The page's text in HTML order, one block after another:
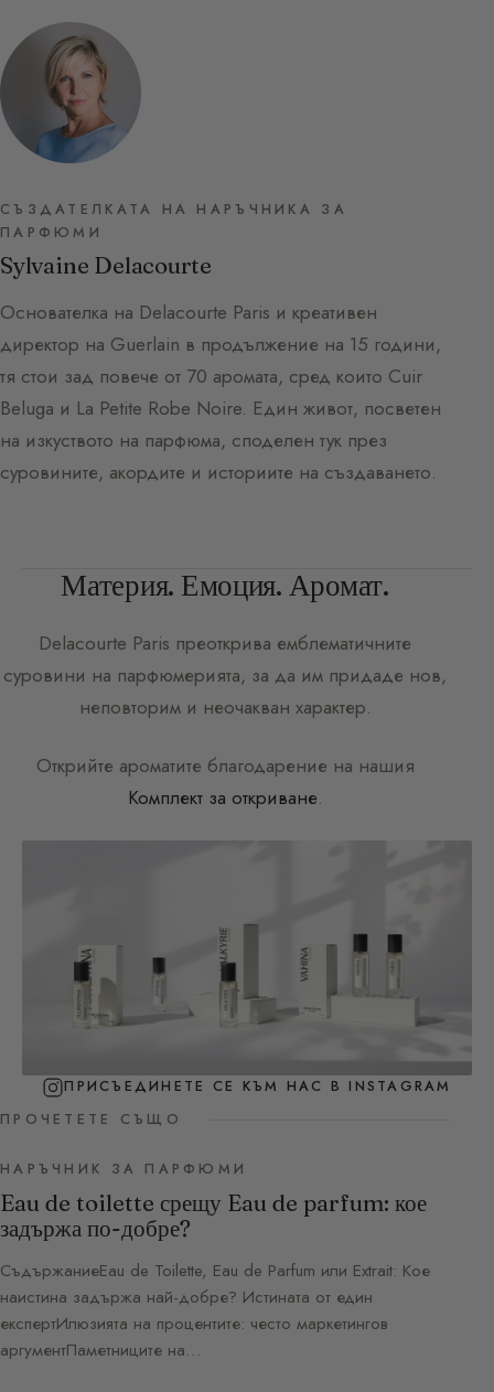
СЪЗДАТЕЛКАТА НА НАРЪЧНИКА ЗА
ПАРФЮМИ
Sylvaine Delacourte
Основателка на Delacourte Paris и креативен
директор на Guerlain в продължение на 15 години,
тя стои зад повече от 70 аромата, сред които Cuir
Beluga и La Petite Robe Noire. Един живот, посветен
на изкуството на парфюма, споделен тук през
суровините, акордите и историите на създаването.
Материя. Емоция. Аромат.
Delacourte Paris преоткрива емблематичните
суровини на парфюмерията, за да им придаде нов,
неповторим и неочакван характер.
Открийте ароматите благодарение на нашия
Комплект за откриване.
ПРИСЪЕДИНЕТЕ СЕ КЪМ НАС В INSTAGRAM
ПРОЧЕТЕТЕ СЪЩО
НАРЪЧНИК ЗА ПАРФЮМИ
Eau de toilette срещу Eau de parfum: кое
задържа по-добре?
СъдържаниеEau de Toilette, Eau de Parfum или Extrait: Кое
наистина задържа най-добре? Истината от един
експертИлюзията на процентите: често маркетингов
аргументПаметниците на…